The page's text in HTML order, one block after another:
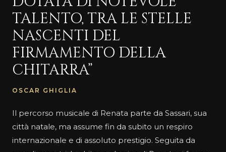
TALENTO, TRA LE STELLE
NASCENTI DEL
FIRMAMENTO DELLA
CHITARRA”
OSCAR GHIGLIA
Il percorso musicale di Renata parte da Sassari, sua
città natale, ma assume fin da subito un respiro
internazionale e di assoluto prestigio. Seguita da